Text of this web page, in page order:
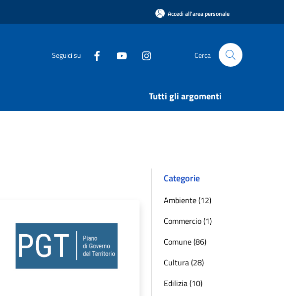
Accedi all'area personale
Seguici su Cerca
Tutti gli argomenti
Categorie
Ambiente (12)
Commercio (1)
Comune (86)
Cultura (28)
Edilizia (10)